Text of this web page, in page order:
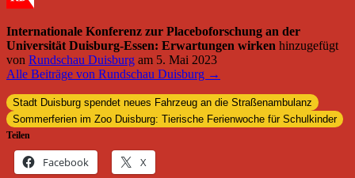
Internationale Konferenz zur Placeboforschung an der
Universität Duisburg-Essen: Erwartungen wirken hinzugefügt
von Rundschau Duisburg am 5. Mai 2023
Alle Beiträge von Rundschau Duisburg →
Stadt Duisburg spendet neues Fahrzeug an die Straßenambulanz
Sommerferien im Zoo Duisburg: Tierische Ferienwoche für Schulkinder
Teilen
Facebook X